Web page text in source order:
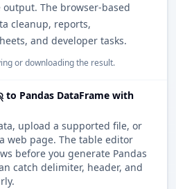
output. The browser-based
cleanup, reports,
and developer tasks.
or downloading the result.
to Pandas DataFrame with
upload a supported file, or
web page. The table editor
before you generate Pandas
catch delimiter, header, and